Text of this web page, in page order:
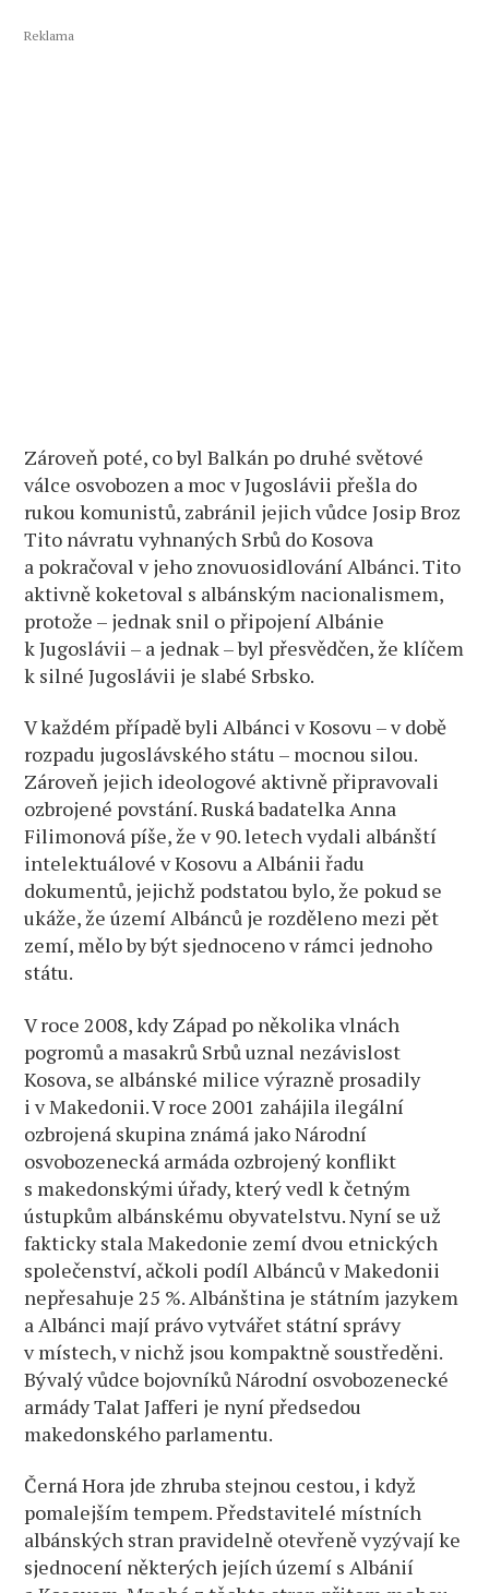
Reklama
Zároveň poté, co byl Balkán po druhé světové
válce osvobozen a moc v Jugoslávii přešla do
rukou komunistů, zabránil jejich vůdce Josip Broz
Tito návratu vyhnaných Srbů do Kosova
a pokračoval v jeho znovuosidlování Albánci. Tito
aktivně koketoval s albánským nacionalismem,
protože – jednak snil o připojení Albánie
k Jugoslávii – a jednak – byl přesvědčen, že klíčem
k silné Jugoslávii je slabé Srbsko.
V každém případě byli Albánci v Kosovu – v době
rozpadu jugoslávského státu – mocnou silou.
Zároveň jejich ideologové aktivně připravovali
ozbrojené povstání. Ruská badatelka Anna
Filimonová píše, že v 90. letech vydali albánští
intelektuálové v Kosovu a Albánii řadu
dokumentů, jejichž podstatou bylo, že pokud se
ukáže, že území Albánců je rozděleno mezi pět
zemí, mělo by být sjednoceno v rámci jednoho
státu.
V roce 2008, kdy Západ po několika vlnách
pogromů a masakrů Srbů uznal nezávislost
Kosova, se albánské milice výrazně prosadily
i v Makedonii. V roce 2001 zahájila ilegální
ozbrojená skupina známá jako Národní
osvobozenecká armáda ozbrojený konflikt
s makedonskými úřady, který vedl k četným
ústupkům albánskému obyvatelstvu. Nyní se už
fakticky stala Makedonie zemí dvou etnických
společenství, ačkoli podíl Albánců v Makedonii
nepřesahuje 25 %. Albánština je státním jazykem
a Albánci mají právo vytvářet státní správy
v místech, v nichž jsou kompaktně soustředěni.
Bývalý vůdce bojovníků Národní osvobozenecké
armády Talat Jafferi je nyní předsedou
makedonského parlamentu.
Černá Hora jde zhruba stejnou cestou, i když
pomalejším tempem. Představitelé místních
albánských stran pravidelně otevřeně vyzývají ke
sjednocení některých jejích území s Albánií